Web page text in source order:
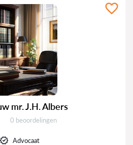
mr. J.H. Albers
Getuigenissen:
0 beoordelingen
Advocaat